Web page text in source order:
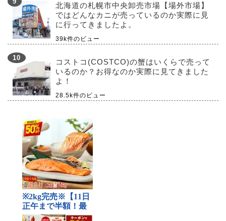
北海道の札幌市中央卸売市場【場外市場】
ではどんなカニが売っているのか実際に見
に行ってきましたよ。
39k件のビュー
コストコ(COSTCO)の蟹はいくらで売って
いるのか？お得なのか実際に見てきました
よ！
28.5k件のビュー